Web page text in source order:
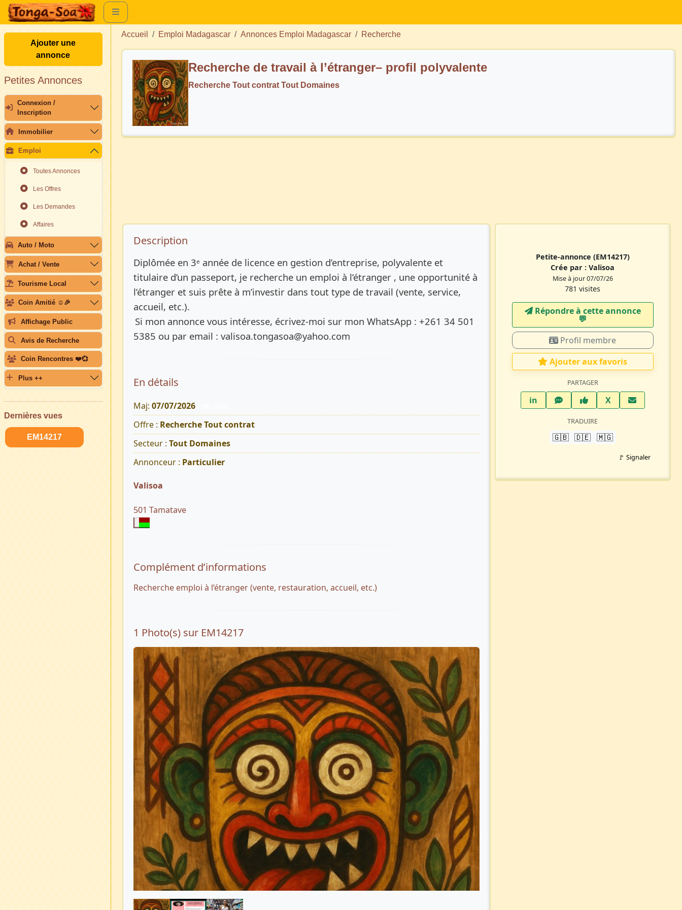
Ajouter une
annonce
Petites Annonces
Connexion /
Inscription
Immobilier
Emploi
Toutes Annonces
Les Offres
Les Demandes
Affaires
Auto / Moto
Achat / Vente
Tourisme Local
Coin Amitié ☺️🎉
Affichage Public
Avis de Recherche
Coin Rencontres ❤️💞
Plus ++
Dernières vues
EM14217
Accueil Emploi Madagascar Annonces Emploi Madagascar Recherche
Recherche de travail à l’étranger– profil polyvalente
Recherche Tout contrat Tout Domaines
Description de l’annonce
Description
Diplômée en 3ᵉ année de licence en gestion d’entreprise, polyvalente et
titulaire d’un passeport, je recherche un emploi à l’étranger , une opportunité à
l’étranger et suis prête à m’investir dans tout type de travail (vente, service,
accueil, etc.).
Si mon annonce vous intéresse, écrivez-moi sur mon WhatsApp : +261 34 501
5385 ou par email : valisoa.tongasoa@yahoo.com
En détails
Maj: 07/07/2026
Offre : Recherche Tout contrat
Secteur : Tout Domaines
Annonceur : Particulier
Valisoa
501 Tamatave
Complément d’informations
Recherche emploi à l’étranger (vente, restauration, accueil, etc.)
1 Photo(s) sur EM14217
Petite-annonce (EM14217)
Crée par :Valisoa
Mise à jour 07/07/26
781 visites
Répondre à cette annonce
💬​
Profil membre
Ajouter aux favoris
PARTAGER
inLinkedInWhatsAppFacebook
XTwitter X
TRADUIRE
🇬🇧 🇩🇪 🇲🇬
🚩 Signaler